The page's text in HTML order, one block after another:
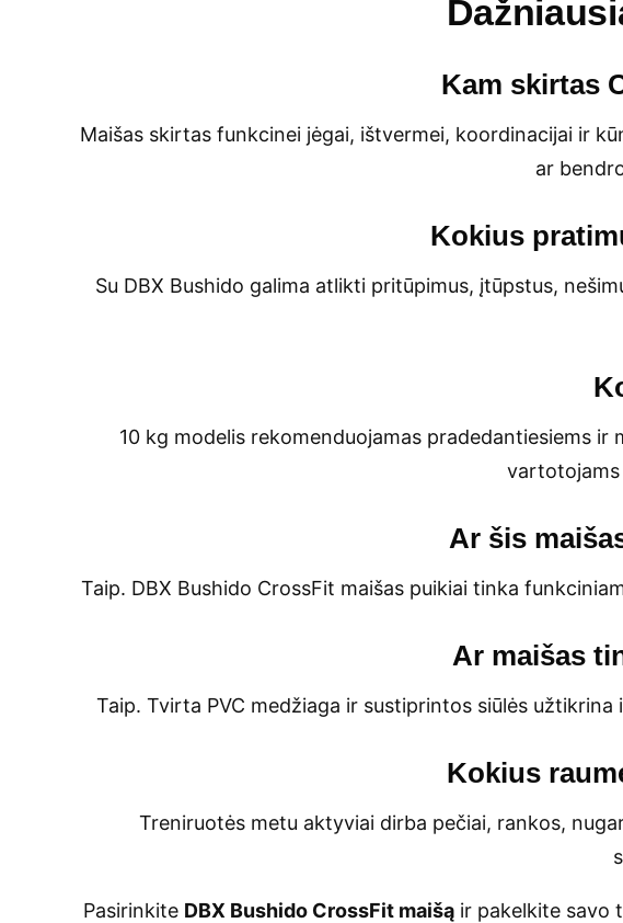
Kam skirtas
Maišas skirtas funkcinei jėgai, ištvermei, koordinacijai ir
ar
Kokius
Su DBX Bushido galima atlikti pritūpimus, įtūpstus,
10 kg modelis rekomenduojamas pradedantiesiems
vartotojams
Ar šis
Taip. DBX Bushido CrossFit maišas puikiai tinka
Ar maišas
Taip. Tvirta PVC medžiaga ir sustiprintos siūlės
Kokius
Treniruotės metu aktyviai dirba pečiai, rankos,
Pasirinkite DBX Bushido CrossFit maišą ir pakelkite savo